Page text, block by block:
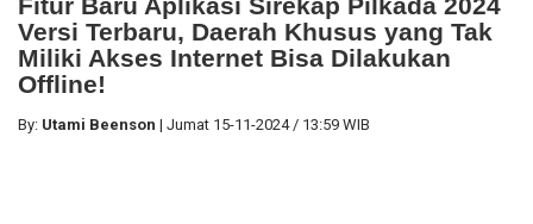
Versi Terbaru, Daerah Khusus yang Tak
Miliki Akses Internet Bisa Dilakukan
Offline!
By: Utami Beenson | Jumat 15-11-2024 / 13:59 WIB